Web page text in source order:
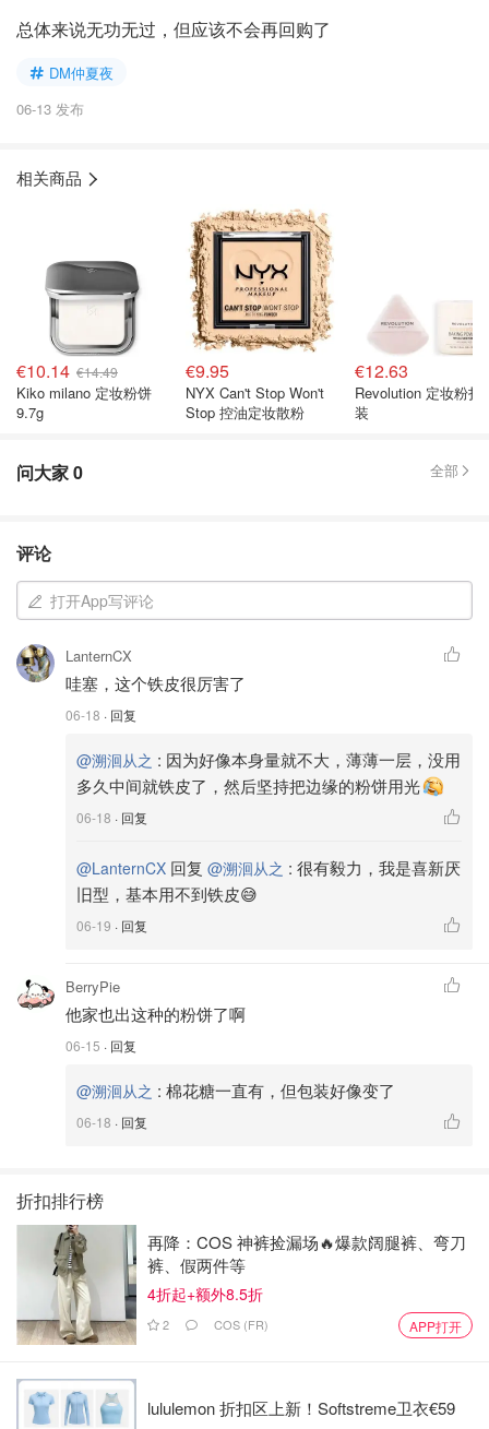
总体来说无功无过，但应该不会再回购了
DM仲夏夜
06-13 发布
相关商品
€10.14 €14.49
Kiko milano 定妆粉饼
9.7g
€9.95
NYX Can't Stop Won't
Stop 控油定妆散粉
€12.63
Revolution 定妆粉扑
装
问大家0 全部
评论
打开App写评论
LanternCX
哇塞，这个铁皮很厉害了
06-18 · 回复
@溯洄从之 : 因为好像本身量就不大，薄薄一层，没用
多久中间就铁皮了，然后坚持把边缘的粉饼用光
06-18 · 回复
@LanternCX 回复 @溯洄从之 : 很有毅力，我是喜新厌
旧型，基本用不到铁皮😅
06-19 · 回复
BerryPie
他家也出这种的粉饼了啊
06-15 · 回复
@溯洄从之 : 棉花糖一直有，但包装好像变了
06-18 · 回复
折扣排行榜
再降：COS 神裤捡漏场🔥爆款阔腿裤、弯刀
裤、假两件等
4折起+额外8.5折
2 COS (FR) APP打开
lululemon 折扣区上新！Softstreme卫衣€59